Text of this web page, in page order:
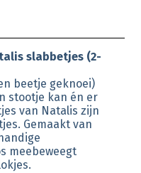
slabbetjes (2-
beetje geknoei)
stootje kan én er
van Natalis zijn
Gemaakt van
meebeweegt